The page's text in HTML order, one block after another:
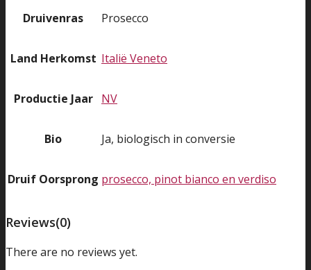
Druivenras Prosecco
Land Herkomst Italië Veneto
Productie Jaar NV
Bio Ja, biologisch in conversie
Druif Oorsprong prosecco, pinot bianco en verdiso
Reviews(0)
There are no reviews yet.